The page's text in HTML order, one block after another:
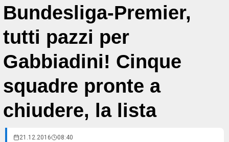
Bundesliga-Premier,
tutti pazzi per
Gabbiadini! Cinque
squadre pronte a
chiudere, la lista
21.12.2016 08:40